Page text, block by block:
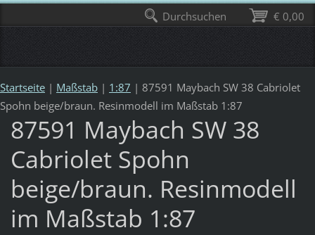
Startseite | Maßstab | 1:87 | 87591 Maybach SW 38 Cabriolet
Spohn beige/braun. Resinmodell im Maßstab 1:87
87591 Maybach SW 38
Cabriolet Spohn
beige/braun. Resinmodell
im Maßstab 1:87
€ 0,00
Durchsuchen